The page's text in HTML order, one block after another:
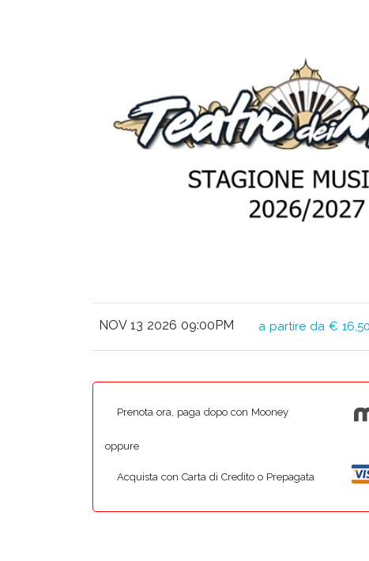
NOV 13 2026 09:00PM a partire da € 16,50
Prenota ora, paga dopo con Mooney
oppure
Acquista con Carta di Credito o Prepagata